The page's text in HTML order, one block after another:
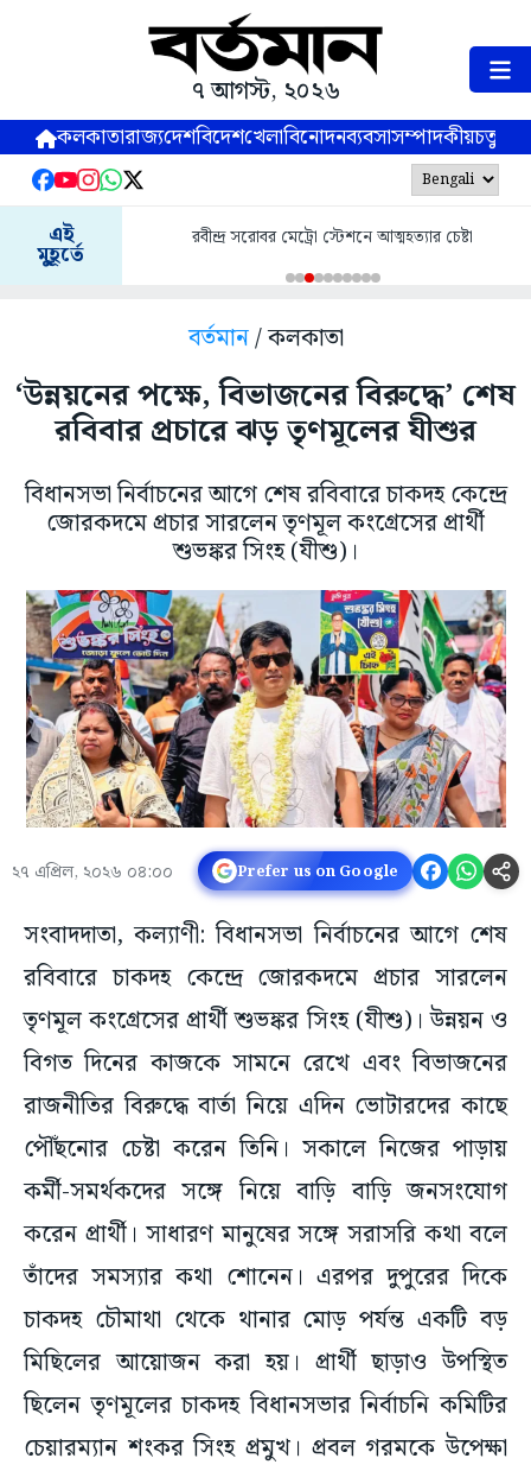
৭ আগস্ট, ২০২৬
কলকাতারাজ্যদেশবিদেশখেলাবিনোদনব্যবসাসম্পাদকীয়
এই
মুহূর্তে
রবীন্দ্র সরোবর মেট্রো স্টেশনে আত্মহত্যার চেষ্টা
বর্তমান/ কলকাতা
‘উন্নয়নের পক্ষে, বিভাজনের বিরুদ্ধে’ শেষ
রবিবার প্রচারে ঝড় তৃণমূলের যীশুর
বিধানসভা নির্বাচনের আগে শেষ রবিবারে চাকদহ কেন্দ্রে
জোরকদমে প্রচার সারলেন তৃণমূল কংগ্রেসের প্রার্থী
শুভঙ্কর সিংহ (যীশু)।
২৭ এপ্রিল, ২০২৬ ০৪:০০ Prefer us on Google
সংবাদদাতা, কল্যাণী: বিধানসভা নির্বাচনের আগে শেষ
রবিবারে চাকদহ কেন্দ্রে জোরকদমে প্রচার সারলেন
তৃণমূল কংগ্রেসের প্রার্থী শুভঙ্কর সিংহ (যীশু)। উন্নয়ন ও
বিগত দিনের কাজকে সামনে রেখে এবং বিভাজনের
রাজনীতির বিরুদ্ধে বার্তা নিয়ে এদিন ভোটারদের কাছে
পৌঁছনোর চেষ্টা করেন তিনি। সকালে নিজের পাড়ায়
কর্মী-সমর্থকদের সঙ্গে নিয়ে বাড়ি বাড়ি জনসংযোগ
করেন প্রার্থী। সাধারণ মানুষের সঙ্গে সরাসরি কথা বলে
তাঁদের সমস্যার কথা শোনেন। এরপর দুপুরের দিকে
চাকদহ চৌমাথা থেকে থানার মোড় পর্যন্ত একটি বড়
মিছিলের আয়োজন করা হয়। প্রার্থী ছাড়াও উপস্থিত
ছিলেন তৃণমূলের চাকদহ বিধানসভার নির্বাচনি কমিটির
চেয়ারম্যান শংকর সিংহ প্রমুখ। প্রবল গরমকে উপেক্ষা